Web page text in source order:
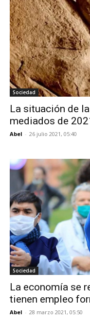
Sociedad
La situación de
mediados de
Abel - 26 julio 2021, 05:40
Sociedad
La economía se
tienen empleo
Abel - 28 marzo 2021, 05:50